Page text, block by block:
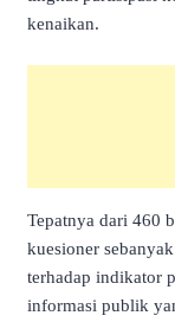
kenaikan.
Tepatnya dari 460
kuesioner
terhadap indikator
informasi publik